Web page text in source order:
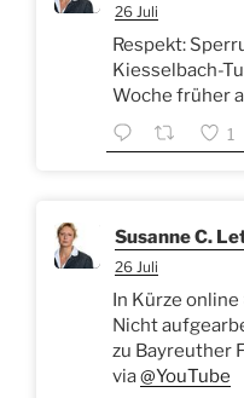
26 Juli
Respekt:
Kiesselbach-
Woche früher
1
Susanne C.
26 Juli
In Kürze
Nicht
zu Bayreuther
via@YouTube